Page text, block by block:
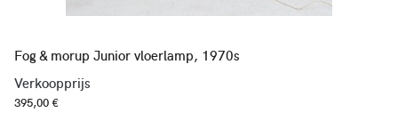
Fog & morup Junior vloerlamp, 1970s
Verkoopprijs
395,00 €